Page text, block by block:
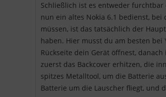
Schließlich ist es entweder
nun ein altes Nokia 6.1 bedienst, bei
müssen, ist das tatsächlich der
haben. Hier musst du am besten bei
Rückseite dein Gerät öffnest,
zuerst das Backcover erhitzen, die
spitzes Metalltool, um die Batterie
Batterie um die Lauscher fliegt, und